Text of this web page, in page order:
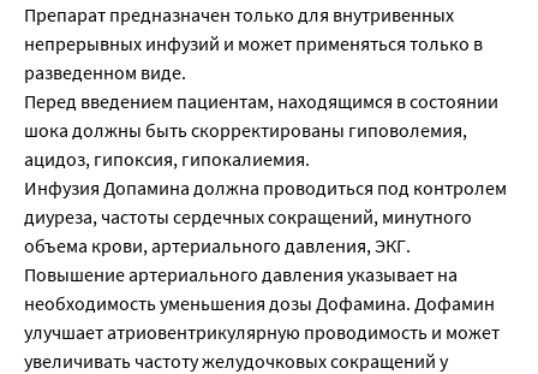
Препарат предназначен только для внутривенных
непрерывных инфузий и может применяться только в
разведенном виде.
Перед введением пациентам, находящимся в состоянии
шока должны быть скорректированы гиповолемия,
ацидоз, гипоксия, гипокалиемия.
Инфузия Допамина должна проводиться под контролем
диуреза, частоты сердечных сокращений, минутного
объема крови, артериального давления, ЭКГ.
Повышение артериального давления указывает на
необходимость уменьшения дозы Дофамина. Дофамин
улучшает атриовентрикулярную проводимость и может
увеличивать частоту желудочковых сокращений у